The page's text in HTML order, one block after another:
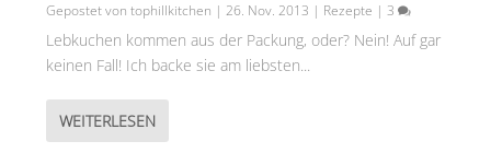
Gepostet vontophillkitchen |26. Nov. 2013 | Rezepte |3
Lebkuchen kommen aus der Packung, oder? Nein! Auf gar
keinen Fall! Ich backe sie am liebsten...
WEITERLESEN